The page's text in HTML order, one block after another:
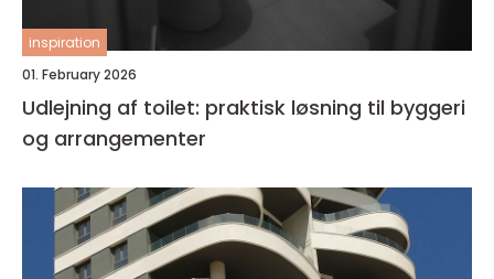
inspiration
01. February 2026
Udlejning af toilet: praktisk løsning til byggeri
og arrangementer